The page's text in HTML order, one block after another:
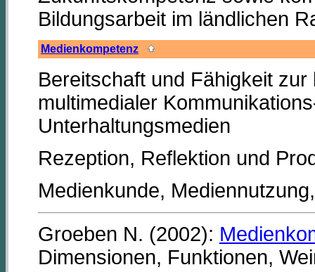
Bildungsarbeit im ländlichen
Medienkompetenz
Bereitschaft und Fähigkeit
multimedialer
Unterhaltungsmedien
Rezeption, Reflektion und
Medienkunde,
Groeben N. (2002):
Dimensionen, Funktionen,